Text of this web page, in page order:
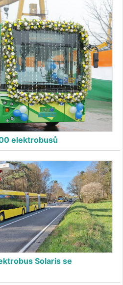
elektrobusů
Solaris se